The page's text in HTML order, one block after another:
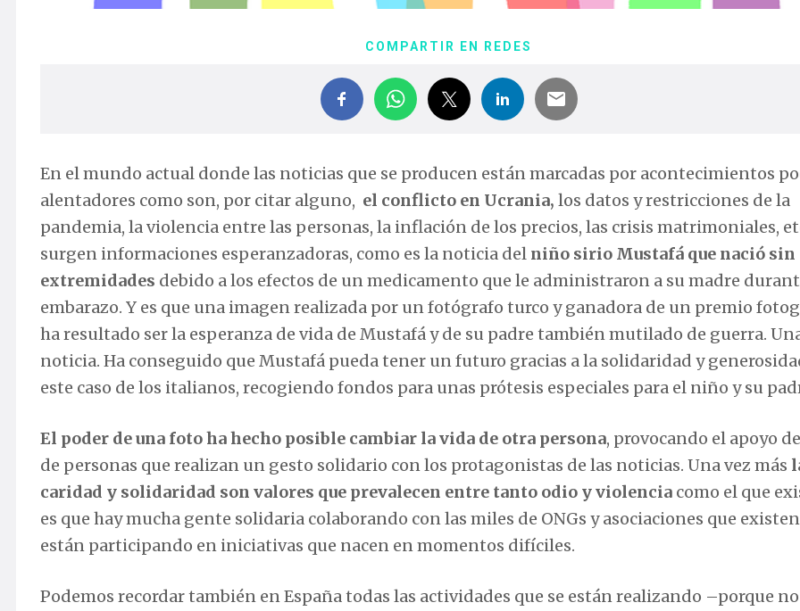
COMPARTIR EN REDES
En el mundo actual donde las noticias que se producen están marcadas por acontecimientos
alentadores como son, por citar alguno, el conflicto en Ucrania, los datos y restricciones de la
pandemia, la violencia entre las personas, la inflación de los precios, las crisis matrimoniales,
surgen informaciones esperanzadoras, como es la noticia del niño sirio Mustafá que nació sin
extremidades debido a los efectos de un medicamento que le administraron a su madre
embarazo. Y es que una imagen realizada por un fotógrafo turco y ganadora de un premio
ha resultado ser la esperanza de vida de Mustafá y de su padre también mutilado de guerra.
noticia. Ha conseguido que Mustafá pueda tener un futuro gracias a la solidaridad y
este caso de los italianos, recogiendo fondos para unas prótesis especiales para el niño y su
El poder de una foto ha hecho posible cambiar la vida de otra persona, provocando el apoyo
de personas que realizan un gesto solidario con los protagonistas de las noticias. Una vez más
caridad y solidaridad son valores que prevalecen entre tanto odio y violencia como el que
es que hay mucha gente solidaria colaborando con las miles de ONGs y asociaciones que
están participando en iniciativas que nacen en momentos difíciles.
Podemos recordar también en España todas las actividades que se están realizando –porque